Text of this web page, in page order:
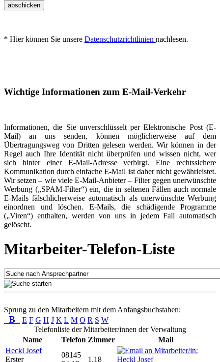
abschicken
* Hier können Sie unsere Datenschutzrichtlinien nachlesen.
Wichtige Informationen zum E-Mail-Verkehr
Informationen, die Sie unverschlüsselt per Elektronische Post (E-
Mail) an uns senden, können möglicherweise auf dem
Übertragungsweg von Dritten gelesen werden. Wir können in der
Regel auch Ihre Identität nicht überprüfen und wissen nicht, wer
sich hinter einer E-Mail-Adresse verbirgt. Eine rechtssichere
Kommunikation durch einfache E-Mail ist daher nicht gewährleistet.
Wir setzen – wie viele E-Mail-Anbieter – Filter gegen unerwünschte
Werbung („SPAM-Filter“) ein, die in seltenen Fällen auch normale
E-Mails fälschlicherweise automatisch als unerwünschte Werbung
einordnen und löschen. E-Mails, die schädigende Programme
(„Viren“) enthalten, werden von uns in jedem Fall automatisch
gelöscht.
Mitarbeiter-Telefon-Liste
Sprung zu den Mitarbeitern mit dem Anfangsbuchstaben:
B E F G H J K L M O R S W
Telefonliste der Mitarbeiter/innen der Verwaltung
Name
Telefon Zimmer
Mail
Heckl Josef
Erster
08145
1.18